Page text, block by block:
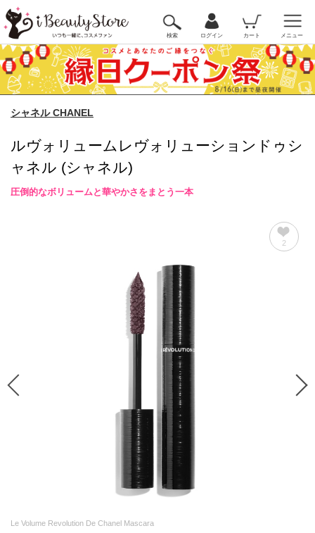
検索 ログイン カート メニュー
シャネル CHANEL
ルヴォリュームレヴォリューションドゥシ
ャネル (シャネル)
圧倒的なボリュームと華やかさをまとう一本
2
Le Volume Revolution De Chanel Mascara